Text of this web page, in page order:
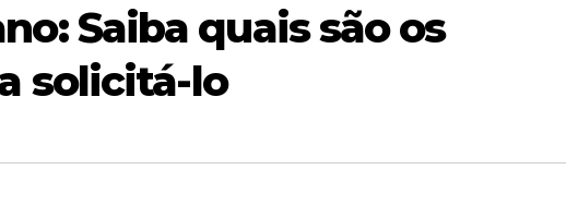
Saiba quais são os
solicitá-lo